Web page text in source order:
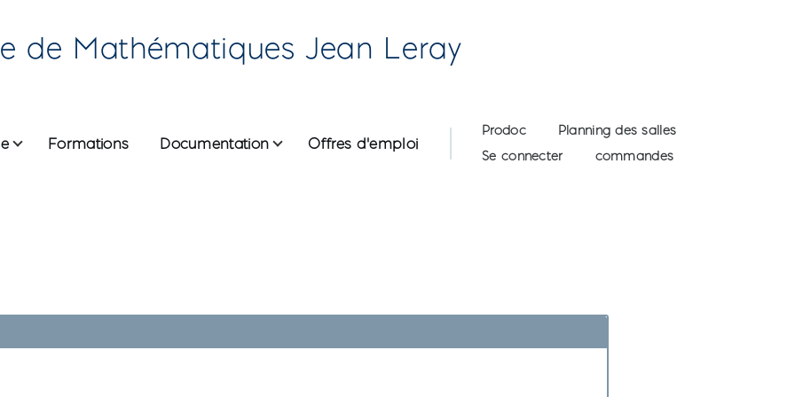
de Mathématiques Jean Leray
Formations Documentation Offres d'emploi
User account menu
Prodoc
Planning des salles
Se connecter
commandes